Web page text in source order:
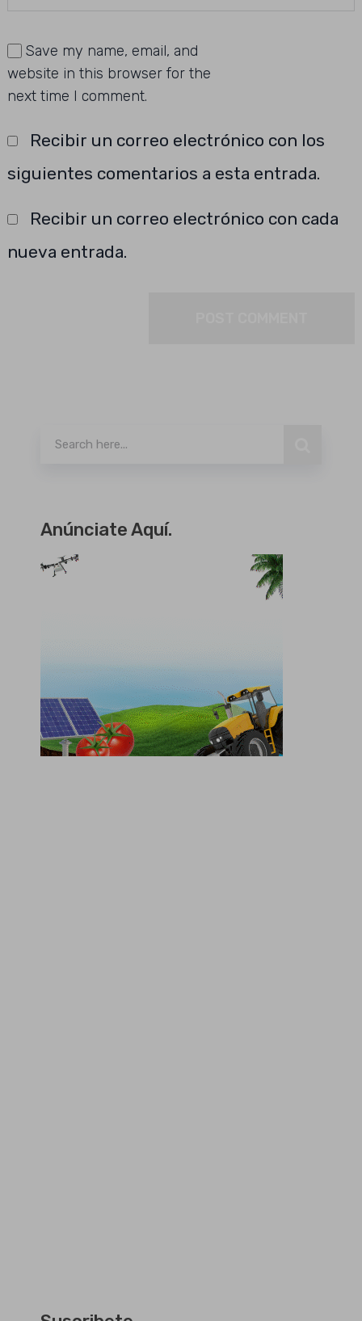
Save my name, email, and
website in this browser for the
next time I comment.
Recibir un correo electrónico con los
siguientes comentarios a esta entrada.
Recibir un correo electrónico con cada
nueva entrada.
Anúnciate Aquí.